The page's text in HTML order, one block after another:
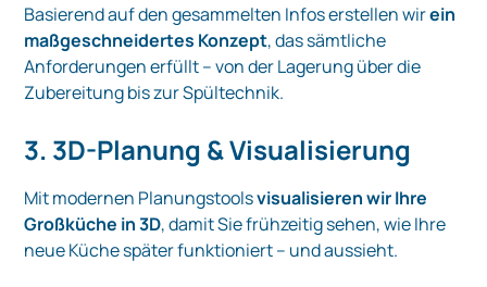
Basierend auf den gesammelten Infos erstellen wirein
maßgeschneidertes Konzept, das sämtliche
Anforderungen erfüllt – von der Lagerung über die
Zubereitung bis zur Spültechnik.
3. 3D-Planung & Visualisierung
Mit modernen Planungstoolsvisualisieren wir Ihre
Großküche in 3D, damit Sie frühzeitig sehen, wie Ihre
neue Küche später funktioniert – und aussieht.